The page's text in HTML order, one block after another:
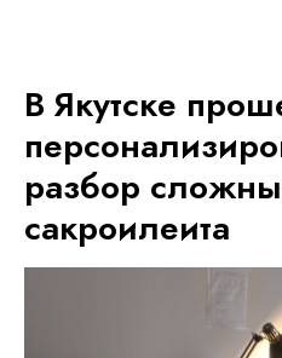
В Якутске
разбор
сакроилеита